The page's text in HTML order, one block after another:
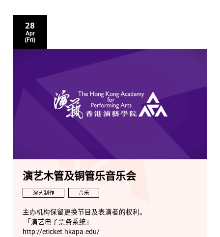
有销量，更多次获得年度十大本地最畅销唱片及Hi-Fi歌手
大奖。翻唱歌以外，2018年首张个人国语Hi-Fi大碟专辑
『Touching』亦收录了歌莉雅的原创歌『没有你什么都没
有』。清新和温暖的声线，再加入更丰富的音乐元素及创
歌莉雅亦先后举行了3次自己的音乐会。2014年假九龙湾
国际展贸中心举办了首个个人音乐会『My Perfect
Moment』、2017年亦是假九龙湾国际展贸中心，与新城
电台合作，举行了第二个音乐会。2018及2019年分别参
与了梁基爵作品『笼里的十八种风景』及『急救箱与许愿
乐大师-鲍比达，相信一定会擦出不少火花，乐迷定必听出
耳油。
28
Apr
(Fri)
演艺木管及铜管乐音乐会
演艺制作 音乐
主办机构保留更换节目及表演者的权利。
「演艺电子票务系统」
http://eticket.hkapa.edu/